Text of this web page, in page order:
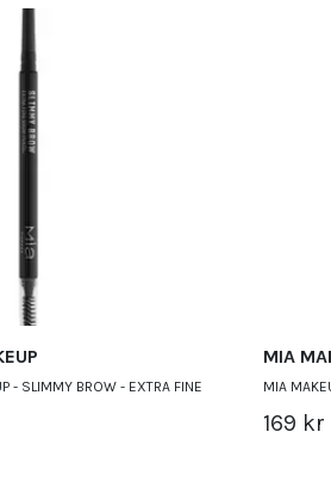
- SLIMMY BROW - EXTRA FINE
MIA
MIA
169 kr